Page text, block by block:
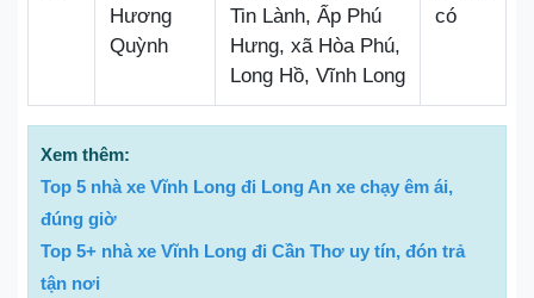
Hương
Quỳnh
Tin Lành, Ấp Phú
Hưng, xã Hòa Phú,
Long Hồ, Vĩnh Long
có
Xem thêm:
Top 5 nhà xe Vĩnh Long đi Long An xe chạy êm ái,
đúng giờ
Top 5+ nhà xe Vĩnh Long đi Cần Thơ uy tín, đón trả
tận nơi